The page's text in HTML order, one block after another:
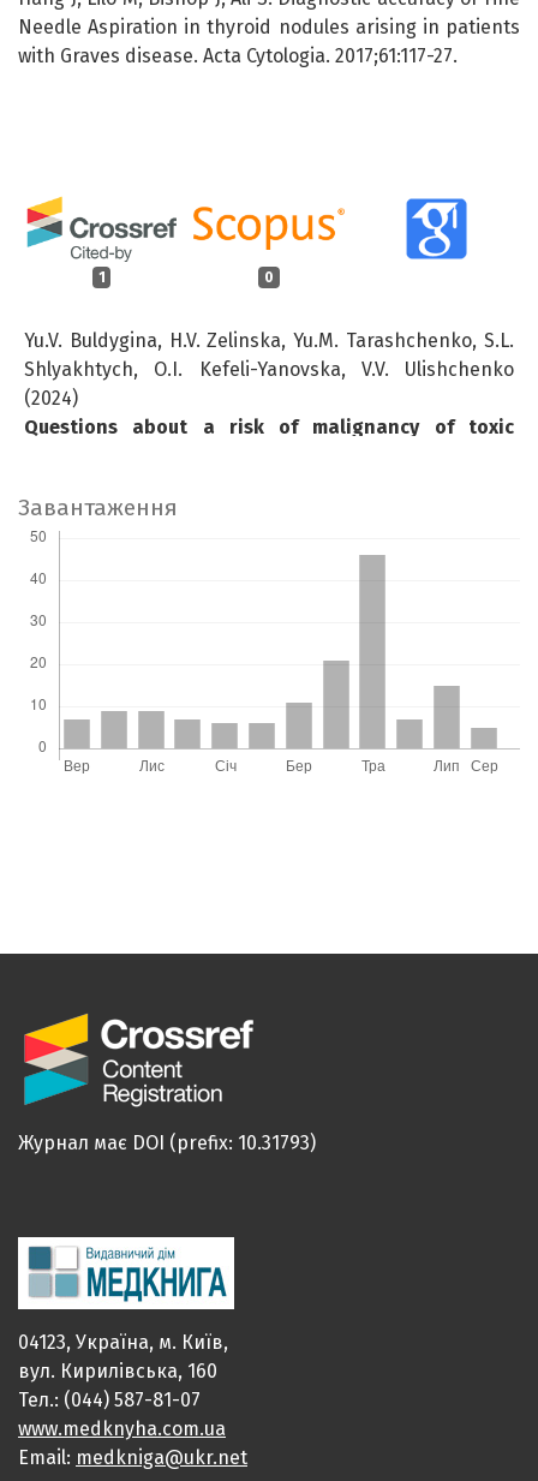
1 0
Yu.V. Buldygina, H.V. Zelinska, Yu.M. Tarashchenko, S.L.
Shlyakhtych, O.I. Kefeli-Yanovska, V.V. Ulishchenko
(2024)
Questions about a risk of malignancy of toxic
ENDOCRINOLOGY (Ukraine),
10.22141/2224-0721.20.5.2024.1421
Needle Aspiration in thyroid nodules arising in patients
with Graves disease. Асta Cytologia. 2017;61:117-27.
Завантаження
Журнал має DOI (prefix: 10.31793)
04123, Україна, м. Київ,
вул. Кирилівська, 160
Тел.: (044) 587-81-07
www.medknyha.com.ua
Email: medkniga@ukr.net